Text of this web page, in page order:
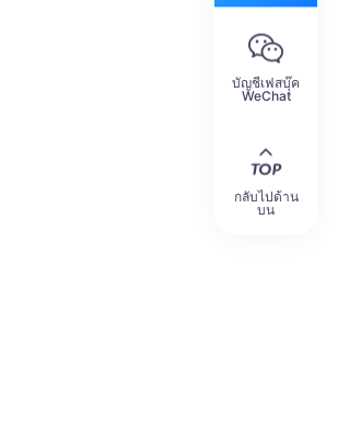
บัญชีเฟสบุ๊ค
WeChat
กลับไปด้าน
บน